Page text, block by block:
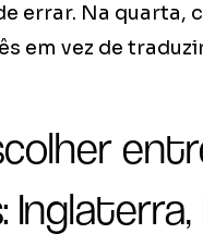
errar. Na quarta,
em vez de
Inglaterra,